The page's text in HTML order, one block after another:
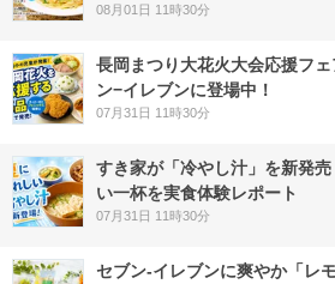
08月01日 11時30分
長岡まつり大花火大会応援フ
ン−イレブンに登場中！
07月31日 11時30分
すき家が「冷やし汁」を新発
い一杯を実食体験レポート
07月31日 11時30分
セブン‐イレブンに爽やか「レ